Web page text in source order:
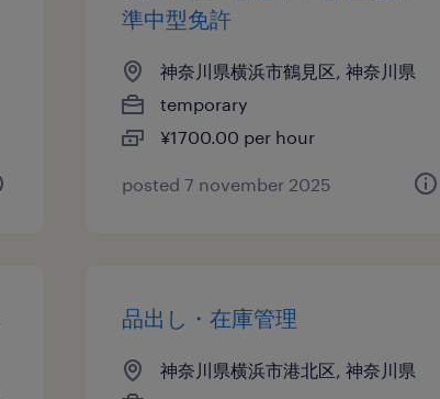
準中型免許
神奈川県横浜市鶴見区, 神奈川県
temporary
¥1700.00 per hour
posted 7 november 2025
品出し・在庫管理
神奈川県横浜市港北区, 神奈川県